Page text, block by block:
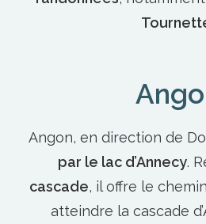
Angon, en direction de
par le lac d’Annecy.
cascade, il offre le
atteindre la cascade